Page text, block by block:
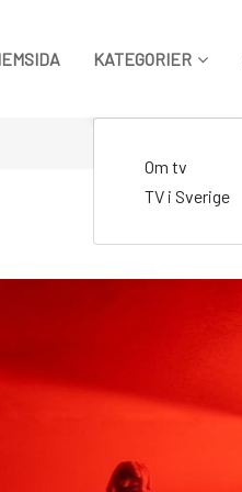
KATEGORIER
Om tv
TV i Sverige